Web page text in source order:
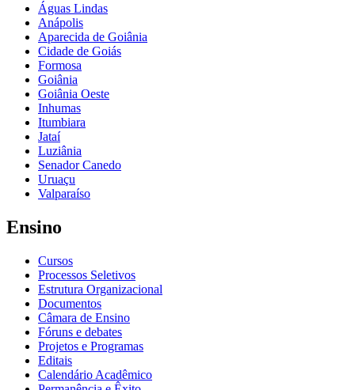
Águas Lindas
Anápolis
Aparecida de Goiânia
Cidade de Goiás
Formosa
Goiânia
Goiânia Oeste
Inhumas
Itumbiara
Jataí
Luziânia
Senador Canedo
Uruaçu
Valparaíso
Ensino
Cursos
Processos Seletivos
Estrutura Organizacional
Documentos
Câmara de Ensino
Fóruns e debates
Projetos e Programas
Editais
Calendário Acadêmico